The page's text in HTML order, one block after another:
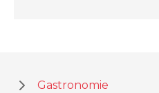
Gastronomie